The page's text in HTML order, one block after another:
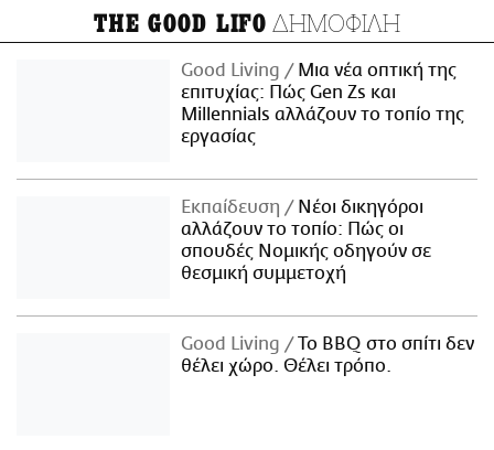
THE GOOD LIFO ΔΗΜΟΦΙΛΗ
Good Living
Μια νέα οπτική της
επιτυχίας: Πώς Gen Zs και
Millennials αλλάζουν το τοπίο της
εργασίας
Εκπαίδευση
Νέοι δικηγόροι
αλλάζουν το τοπίο: Πώς οι
σπουδές Νομικής οδηγούν σε
θεσμική συμμετοχή
Good Living
Το BBQ στο σπίτι δεν
θέλει χώρο. Θέλει τρόπο.